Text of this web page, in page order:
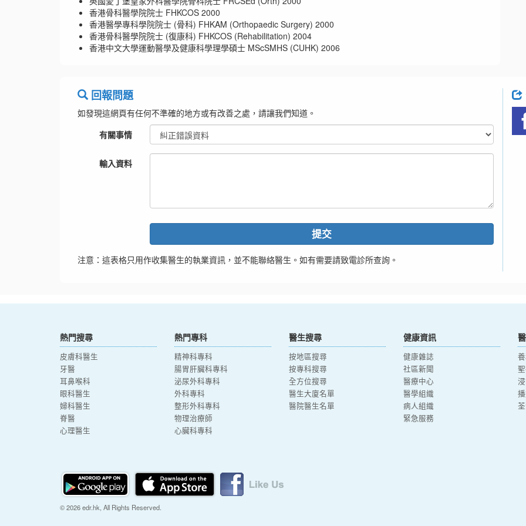
香港骨科醫學院院士 FHKCOS 2000
香港醫學專科學院院士 (骨科) FHKAM (Orthopaedic Surgery) 2000
香港骨科醫學院院士 (復康科) FHKCOS (Rehabilitation) 2004
香港中文大學運動醫學及健康科學理學碩士 MScSMHS (CUHK) 2006
回報問題
如發現這網頁有任何不準確的地方或有改善之處，請讓我們知道。
有關事情
輸入資料
提交
注意：這表格只用作收集醫生的執業資訊，並不能聯絡醫生。如有需要請致電診所查詢。
熱門搜尋
皮膚科醫生
牙醫
耳鼻喉科
眼科醫生
婦科醫生
脊醫
心理醫生
熱門專科
精神科專科
腸胃肝臟科專科
泌尿外科專科
外科專科
整形外科專科
物理治療師
心臟科專科
醫生搜尋
按地區搜尋
按專科搜尋
全方位搜尋
醫生大廈名單
醫院醫生名單
健康資訊
健康雜誌
社區新聞
醫療中心
醫學組織
病人組織
緊急服務
© 2026 edr.hk, All Rights Reserved.